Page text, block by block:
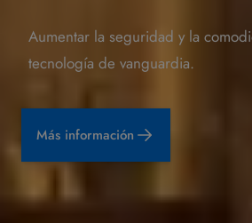
Aumentar la seguridad y la
tecnología de vanguardia.
Más información